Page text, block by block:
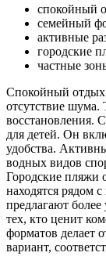
спокойный
семейный
активные
городские
частные
Спокойный отдых
отсутствие шума.
восстановления.
для детей. Он
удобства.
водных видов
Городские пляжи
находятся рядом
предлагают
тех, кто ценит
форматов делает
вариант,